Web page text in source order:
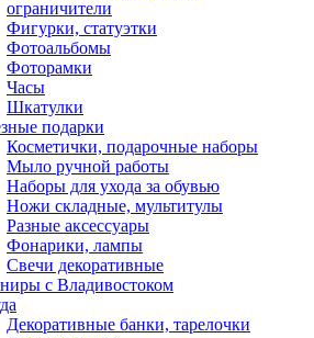
ограничители
Фигурки, статуэтки
Фотоальбомы
Фоторамки
Часы
Шкатулки
подарки
Косметички, подарочные наборы
Мыло ручной работы
Наборы для ухода за обувью
Ножи складные, мультитулы
Разные аксессуары
Фонарики, лампы
Свечи декоративные
с Владивостоком
Декоративные банки, тарелочки